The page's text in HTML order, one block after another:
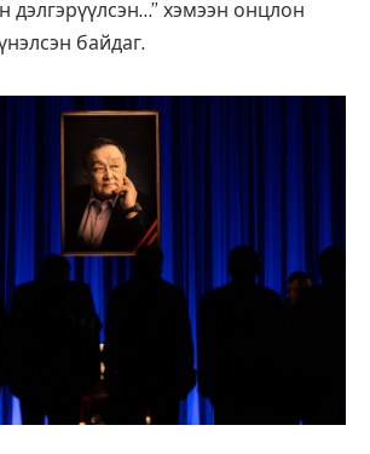
дэлгэрүүлсэн…” хэмээн онцлон
байдаг.